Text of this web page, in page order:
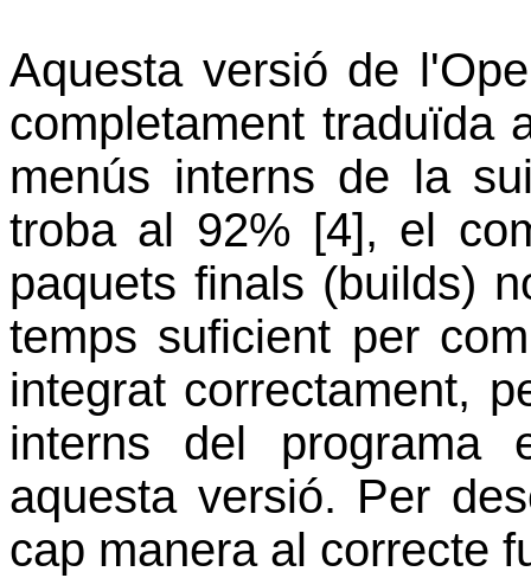
Aquesta versió de
completament traduïda
menús interns de la
troba al 92% [4], el
paquets finals (builds)
temps suficient per
integrat correctament,
interns del programa
aquesta versió. Per
cap manera al correcte